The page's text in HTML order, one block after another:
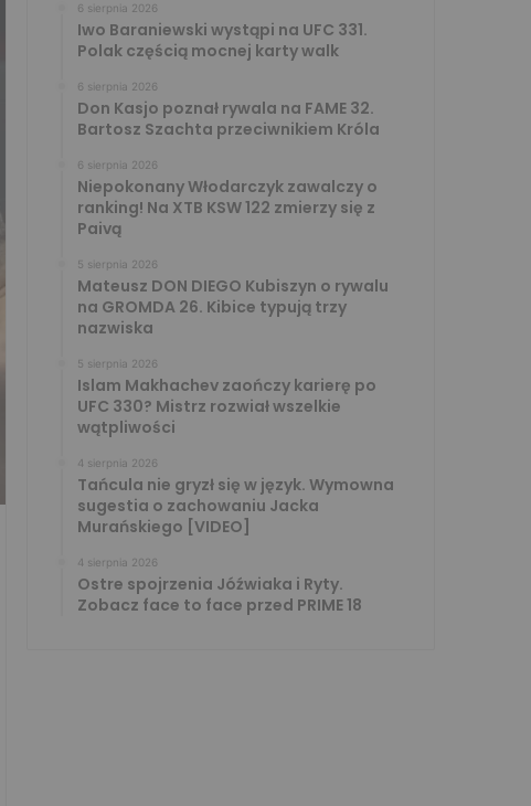
6 sierpnia 2026
Iwo Baraniewski wystąpi na UFC 331.
Polak częścią mocnej karty walk
6 sierpnia 2026
Don Kasjo poznał rywala na FAME 32.
Bartosz Szachta przeciwnikiem Króla
6 sierpnia 2026
Niepokonany Włodarczyk zawalczy o
ranking! Na XTB KSW 122 zmierzy się z
Paivą
5 sierpnia 2026
Mateusz DON DIEGO Kubiszyn o rywalu
na GROMDA 26. Kibice typują trzy
nazwiska
5 sierpnia 2026
Islam Makhachev zaończy karierę po
UFC 330? Mistrz rozwiał wszelkie
wątpliwości
4 sierpnia 2026
Tańcula nie gryzł się w język. Wymowna
sugestia o zachowaniu Jacka
Murańskiego [VIDEO]
4 sierpnia 2026
Ostre spojrzenia Jóźwiaka i Ryty.
Zobacz face to face przed PRIME 18